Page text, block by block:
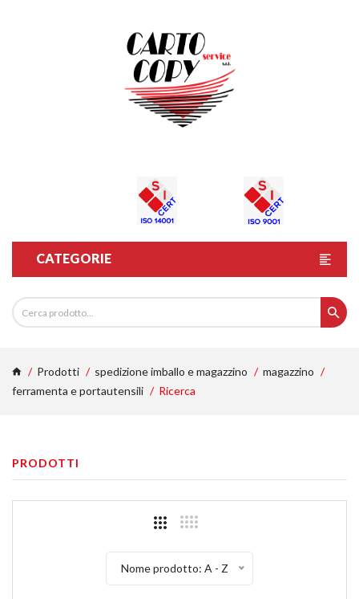
CATEGORIE
Prodotti spedizione imballo e magazzino
magazzino
ferramenta e portautensili
Ricerca
PRODOTTI
Nome prodotto: A - Z